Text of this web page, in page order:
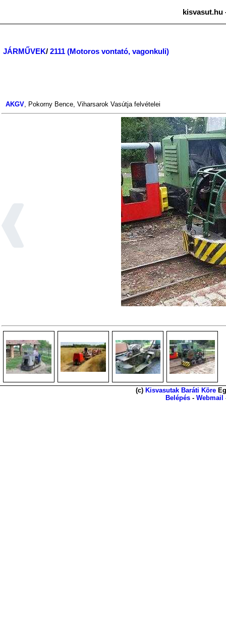
kisvasut.hu
JÁRMŰVEK/ 2111 (Motoros vontató, vagonkuli)
AKGV, Pokorny Bence, Viharsarok Vasútjafelvételei
(c) Kisvasutak Baráti Köre
Belépés - Webmail